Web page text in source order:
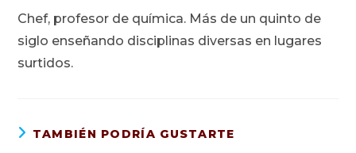
Chef, profesor de química. Más de un quinto de
siglo enseñando disciplinas diversas en lugares
surtidos.
TAMBIÉN PODRÍA GUSTARTE